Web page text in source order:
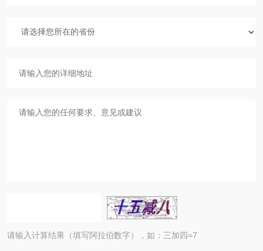
请输入计算结果（填写阿拉伯数字），如：三加四=7